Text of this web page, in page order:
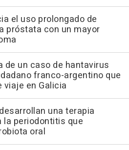
el uso prolongado de
próstata con un mayor
de un caso de hantavirus
franco-argentino que
viaje en Galicia
una terapia
periodontitis que
oral